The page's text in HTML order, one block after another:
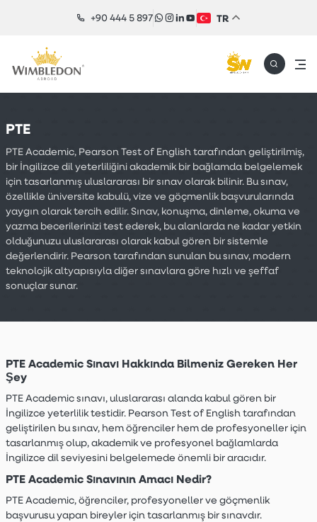
+90 444 5 897 TR
PTE
PTE Academic, Pearson Test of English tarafından geliştirilmiş,
bir İngilizce dil yeterliliğini akademik bir bağlamda belgelemek
için tasarlanmış uluslararası bir sınav olarak bilinir. Bu sınav,
özellikle üniversite kabulü, vize ve göçmenlik başvurularında
yaygın olarak tercih edilir. Sınav, konuşma, dinleme, okuma ve
yazma becerilerinizi test ederek, bu alanlarda ne kadar yetkin
olduğunuzu uluslararası olarak kabul gören bir sistemle
değerlendirir. Pearson tarafından sunulan bu sınav, modern
teknolojik altyapısıyla diğer sınavlara göre hızlı ve şeffaf
sonuçlar sunar.
PTE Academic Sınavı Hakkında Bilmeniz Gereken Her
Şey
PTE Academic sınavı, uluslararası alanda kabul gören bir
İngilizce yeterlilik testidir. Pearson Test of English tarafından
geliştirilen bu sınav, hem öğrenciler hem de profesyoneller için
tasarlanmış olup, akademik ve profesyonel bağlamlarda
İngilizce dil seviyesini belgelemede önemli bir aracıdır.
PTE Academic Sınavının Amacı Nedir?
PTE Academic, öğrenciler, profesyoneller ve göçmenlik
başvurusu yapan bireyler için tasarlanmış bir sınavdır.